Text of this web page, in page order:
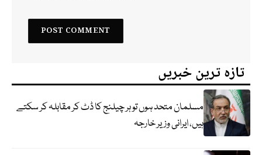
تازہ ترین خبریں
مسلمان متحد ہوں تو ہر چیلنج کا ڈٹ کر مقابلہ کر سکتے
ہیں، ایرانی وزیر خارجہ